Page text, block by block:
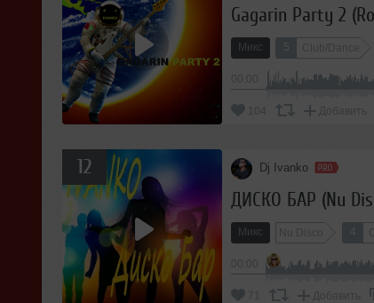
Gagarin Party 2
Микс 5 Club/Dance
Добавить
12 Dj Ivanko
ДИСКО БАР (Nu
Микс Nu Disco
71 Добавить